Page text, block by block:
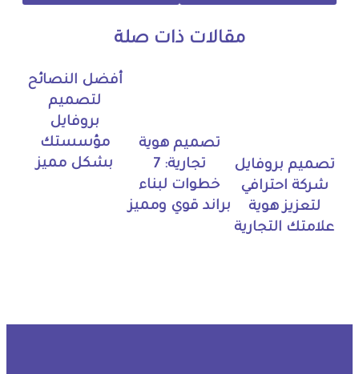
مقالات ذات صلة
تصميم بروفايل
شركة احترافي
لتعزيز هوية
علامتك التجارية
تصميم هوية
تجارية: 7
خطوات لبناء
براند قوي ومميز
أفضل النصائح
لتصميم
بروفايل
مؤسستك
بشكل مميز